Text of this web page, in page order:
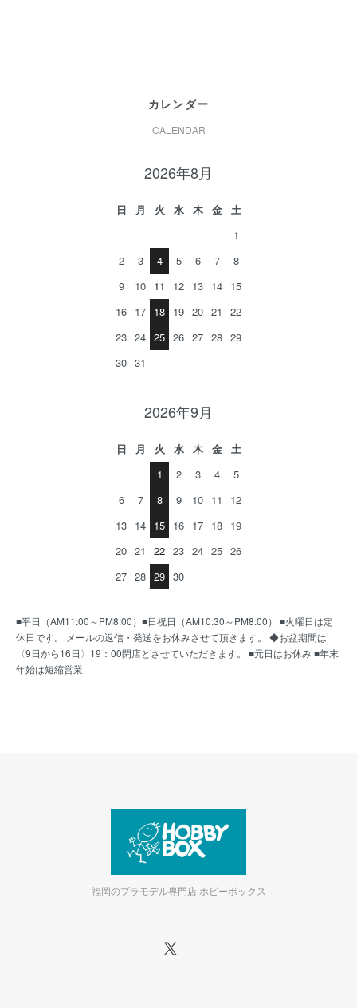
カレンダー
CALENDAR
2026年8月
日 月 火 水 木 金
土
1
2
3 4 5 6 7
8
9
10 11 12 13 14 15
16 17 18 19 20 21
22
23 24 25 26 27 28 29
30 31
2026年9月
日 月 火 水 木 金
土
1
2 3 4
5
6
7 8 9 10 11
12
13 14 15 16 17 18 19
20 21 22 23 24 25 26
27 28 29 30
■平日（AM11:00～PM8:00）■日祝日（AM10:30～PM8:00） ■火曜日は定
休日です。 メールの返信・発送をお休みさせて頂きます。 ◆お盆期間は
〈9日から16日〉19：00閉店とさせていただきます。 ■元日はお休み ■年末
年始は短縮営業
福岡のプラモデル専門店 ホビーボックス